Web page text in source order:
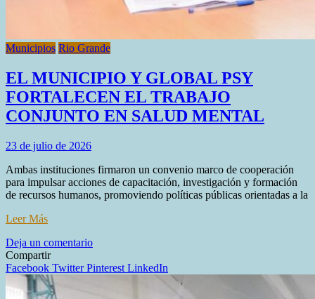
Municipios Rio Grande
EL MUNICIPIO Y GLOBAL PSY
FORTALECEN EL TRABAJO
CONJUNTO EN SALUD MENTAL
23 de julio de 2026
Ambas instituciones firmaron un convenio marco de cooperación
para impulsar acciones de capacitación, investigación y formación
de recursos humanos, promoviendo políticas públicas orientadas a la
Leer Más
Deja un comentarioen
MUNICIPIO
Compartir
Facebook TwitterPinterest LinkedIn